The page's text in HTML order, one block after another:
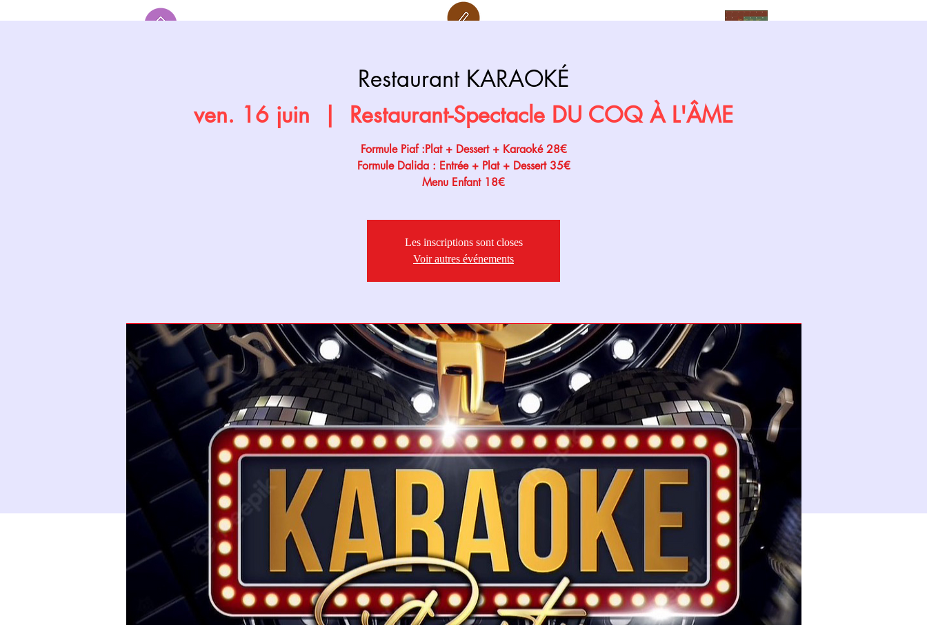
Restaurant KARAOKÉ
ven. 16 juin Restaurant-Spectacle DU COQ À L'ÂME
Formule Piaf :Plat + Dessert + Karaoké 28€
Formule Dalida : Entrée + Plat + Dessert 35€
Menu Enfant 18€
Les inscriptions sont closes
Voir autres événements